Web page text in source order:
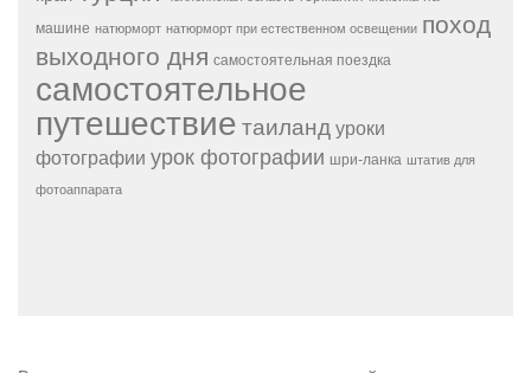
машине натюрморт натюрморт при естественном освещении поход
выходного дня самостоятельная поездка
самостоятельное
путешествие таиланд уроки
фотографии урок фотографии шри-ланка штатив для
фотоаппарата